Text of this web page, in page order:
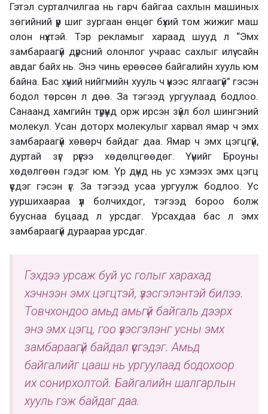
Гэтэл сурталчилгаа нь гарч байгаа сахлын машиных
зөгийний үүр шиг зургаан өнцөг бүхий том жижиг маш
олон нүхтэй. Тэр рекламыг хараад шууд л “Эмх
замбараагүй дүрсний олонлог учраас сахлыг илүү сайн
авдаг байх нь. Энэ чинь ерөөсөө байгалийн хууль юм
байна. Бас хүний нийгмийн хууль ч үүнээс ялгаагүй” гэсэн
бодол төрсөн л дөө. За тэгээд ургуулаад бодлоо.
Санаанд хамгийн түрүүнд орж ирсэн зүйл бол шингэний
молекул. Усан доторх молекулыг харвал ямар ч эмх
замбараагүй хөвөрч байдаг даа. Ямар ч эмх цэгцгүй,
дуртай зүг рүүгээ хөдөлцгөөдөг. Үүнийг Броуны
хөдөлгөөн гэдэг юм. Үр дүнд нь ус хэмээх эмх цэгц
үүсдэг гэсэн үг. За тэгээд усаа ургуулж бодлоо. Ус
ууршихаараа үүл болчихдог, тэгээд бороо болж
бууснаа буцаад л урсдаг. Урсахдаа бас л эмх
замбараагүй дураараа урсдаг.
Гэхдээ урсаж буй ус голыг харахад
хэчнээн эмх цэгцтэй, үзэсгэлэнтэй билээ.
Товчхондоо амьд амьгүй байгаль дээрх
энэ эмх цэгц, гоо үзэсгэлэнг усны эмх
замбараагүй байдал үүсгэдэг. Амьд
байгалийг цааш нь ургуулаад бодохоор
их сонирхолтой. Байгалийн шалгарлын
хууль гэж байдаг даа.